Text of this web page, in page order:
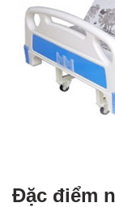
Đặc điểm